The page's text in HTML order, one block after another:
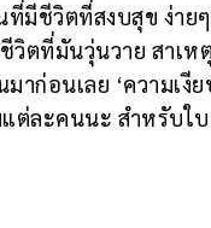
ที่มีชีวิตที่สงบสุข ง่าย
วิตที่มันวุ่นวาย สาเห
ก่อนเลย ‘ความเงีย
ต่ละคนนะ สำหรับใ